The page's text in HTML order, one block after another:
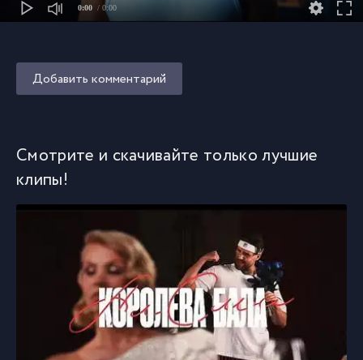
0:00 / 0:00
Добавить комментарий
Смотрите и скачивайте только лучшие
клипы!